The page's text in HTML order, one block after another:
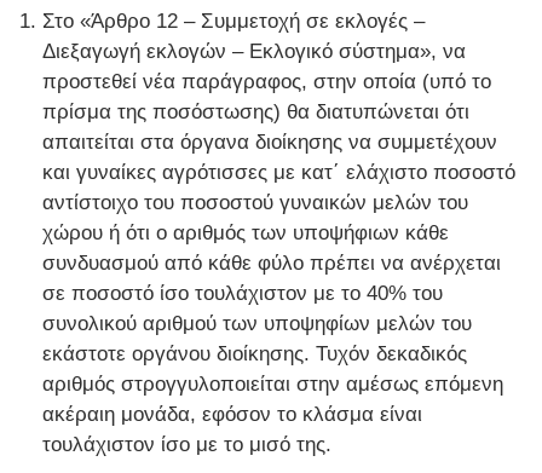
Στο «Άρθρο 12 – Συμμετοχή σε εκλογές –
Διεξαγωγή εκλογών – Εκλογικό σύστημα», να
προστεθεί νέα παράγραφος, στην οποία (υπό το
πρίσμα της ποσόστωσης) θα διατυπώνεται ότι
απαιτείται στα όργανα διοίκησης να συμμετέχουν
και γυναίκες αγρότισσες με κατ΄ ελάχιστο ποσοστό
αντίστοιχο του ποσοστού γυναικών μελών του
χώρου ή ότι ο αριθμός των υποψήφιων κάθε
συνδυασμού από κάθε φύλο πρέπει να ανέρχεται
σε ποσοστό ίσο τουλάχιστον με το 40% του
συνολικού αριθμού των υποψηφίων μελών του
εκάστοτε οργάνου διοίκησης. Τυχόν δεκαδικός
αριθμός στρογγυλοποιείται στην αμέσως επόμενη
ακέραιη μονάδα, εφόσον το κλάσμα είναι
τουλάχιστον ίσο με το μισό της.